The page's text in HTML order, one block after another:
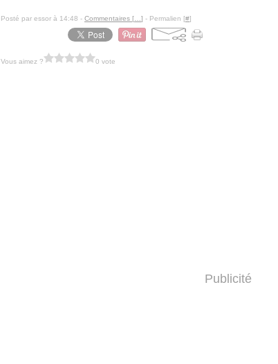
Posté par essor à 14:48 - Commentaires [ ] - Permalien [#]
Vous aimez ? 0 vote
Publicité